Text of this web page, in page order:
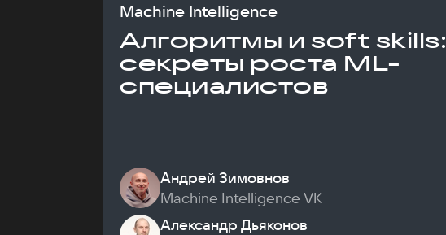
Machine Intelligence
Алгоритмы и soft skills:
секреты роста ML-
специалистов
Андрей Зимовнов
Machine Intelligence VK
Александр Дьяконов